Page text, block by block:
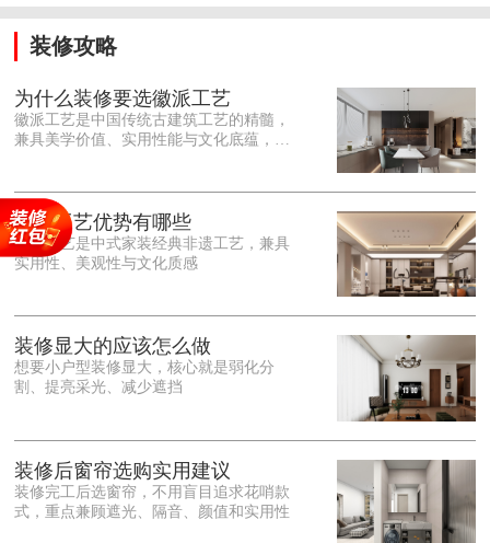
装修攻略
为什么装修要选徽派工艺
徽派工艺是中国传统古建筑工艺的精髓，
兼具美学价值、实用性能与文化底蕴，优
雕细琢的砖、木、石雕为特色，线条古朴
大气，意境悠远，自带东方中式雅致韵
味，耐看且不易过时。<o:p></o:p> 在工
艺品质上，徽派工艺遵循古法匠心工序，
保耐用，抗风化、耐腐蚀，使用
徽派工艺优势有哪些
徽派工艺是中式家装经典非遗工艺，兼具
实用性、美观性与文化质感
装修显大的应该怎么做
想要小户型装修显大，核心就是弱化分
割、提亮采光、减少遮挡
装修后窗帘选购实用建议
装修完工后选窗帘，不用盲目追求花哨款
式，重点兼顾遮光、隔音、颜值和实用性